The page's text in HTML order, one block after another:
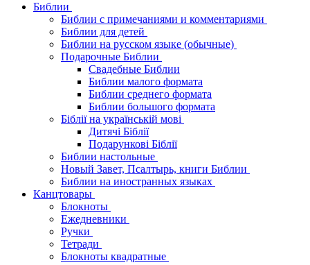
Библии
Библии с примечаниями и комментариями
Библии для детей
Библии на русском языке (обычные)
Подарочные Библии
Свадебные Библии
Библии малого формата
Библии среднего формата
Библии большого формата
Біблії на українській мові
Дитячі Біблії
Подарункові Біблії
Библии настольные
Новый Завет, Псалтырь, книги Библии
Библии на иностранных языках
Канцтовары
Блокноты
Ежедневники
Ручки
Тетради
Блокноты квадратные